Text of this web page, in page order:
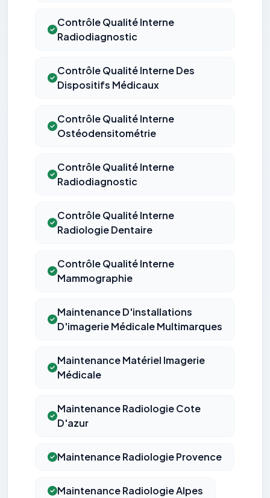
Contrôle Qualité Interne
Radiodiagnostic
Contrôle Qualité Interne Des
Dispositifs Médicaux
Contrôle Qualité Interne
Ostéodensitométrie
Contrôle Qualité Interne
Radiodiagnostic
Contrôle Qualité Interne
Radiologie Dentaire
Contrôle Qualité Interne
Mammographie
Maintenance D'installations
D'imagerie Médicale Multimarques
Maintenance Matériel Imagerie
Médicale
Maintenance Radiologie Cote
D'azur
Maintenance Radiologie Provence
Maintenance Radiologie Alpes